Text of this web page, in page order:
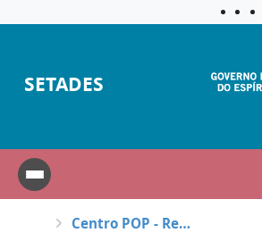
SETADES
Centro POP - Registro Mensal de Atendimentos (RMA)